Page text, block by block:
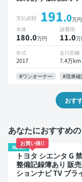
トクルーズ 3列シー
ートキー ETC バック
ター ドライブレコー
衝突軽減 両側電動ス
ドア 7人乗り
支払総額 191.0万円
本体
180.0万円
諸費用
11.0万
年式
2017
走行距離
7.4万km
#ワンオーナー #現車確
おす
あなたにおすすめ
NEW!
お買い得!!
トヨタ シエンタ G
整備記録簿あり 販
ションナビ TV ブラ